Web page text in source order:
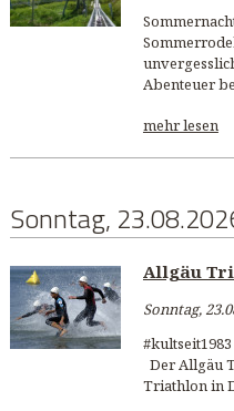
Abenteuer
mehr lesen
Sonntag,
Allgäu
Sonntag,
Der Allgäu
Triathlon in